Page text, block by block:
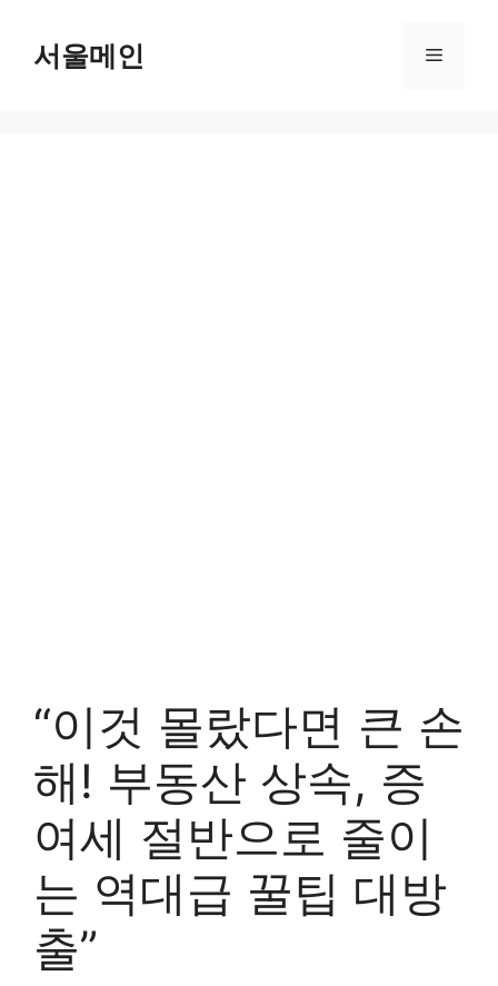
content서울메인 Menu
“이것 몰랐다면 큰 손
해! 부동산 상속, 증
여세 절반으로 줄이
는 역대급 꿀팁 대방
출”